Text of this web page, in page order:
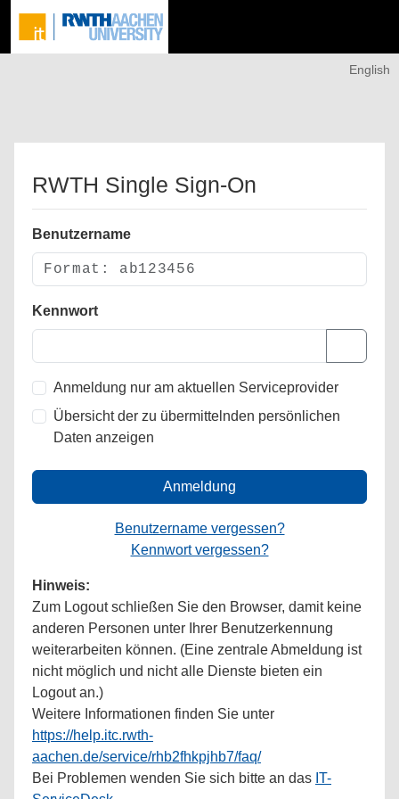
English
RWTH Single Sign-On
Benutzername
Kennwort
Anmeldung nur am aktuellen Serviceprovider
Übersicht der zu übermittelnden persönlichen
Daten anzeigen
Anmeldung
Benutzername vergessen?
Kennwort vergessen?
Hinweis:
Zum Logout schließen Sie den Browser, damit keine
anderen Personen unter Ihrer Benutzerkennung
weiterarbeiten können. (Eine zentrale Abmeldung ist
nicht möglich und nicht alle Dienste bieten ein
Logout an.)
Weitere Informationen finden Sie unter
https://help.itc.rwth-
aachen.de/service/rhb2fhkpjhb7/faq/
Bei Problemen wenden Sie sich bitte an das IT-